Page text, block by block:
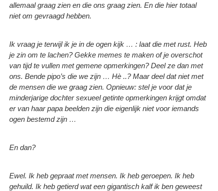
allemaal graag zien en die ons graag zien. En die hier totaal
niet om gevraagd hebben.
Ik vraag je terwijl ik je in de ogen kijk … : laat die met rust. Heb
je zin om te lachen? Gekke memes te maken of je overschot
van tijd te vullen met gemene opmerkingen? Deel ze dan met
ons. Bende pipo’s die we zijn … Hè ..? Maar deel dat niet met
de mensen die we graag zien. Opnieuw: stel je voor dat je
minderjarige dochter sexueel getinte opmerkingen krijgt omdat
er van haar papa beelden zijn die eigenlijk niet voor iemands
ogen bestemd zijn …
En dan?
Ewel. Ik heb gepraat met mensen. Ik heb geroepen. Ik heb
gehuild. Ik heb getierd wat een gigantisch kalf ik ben geweest